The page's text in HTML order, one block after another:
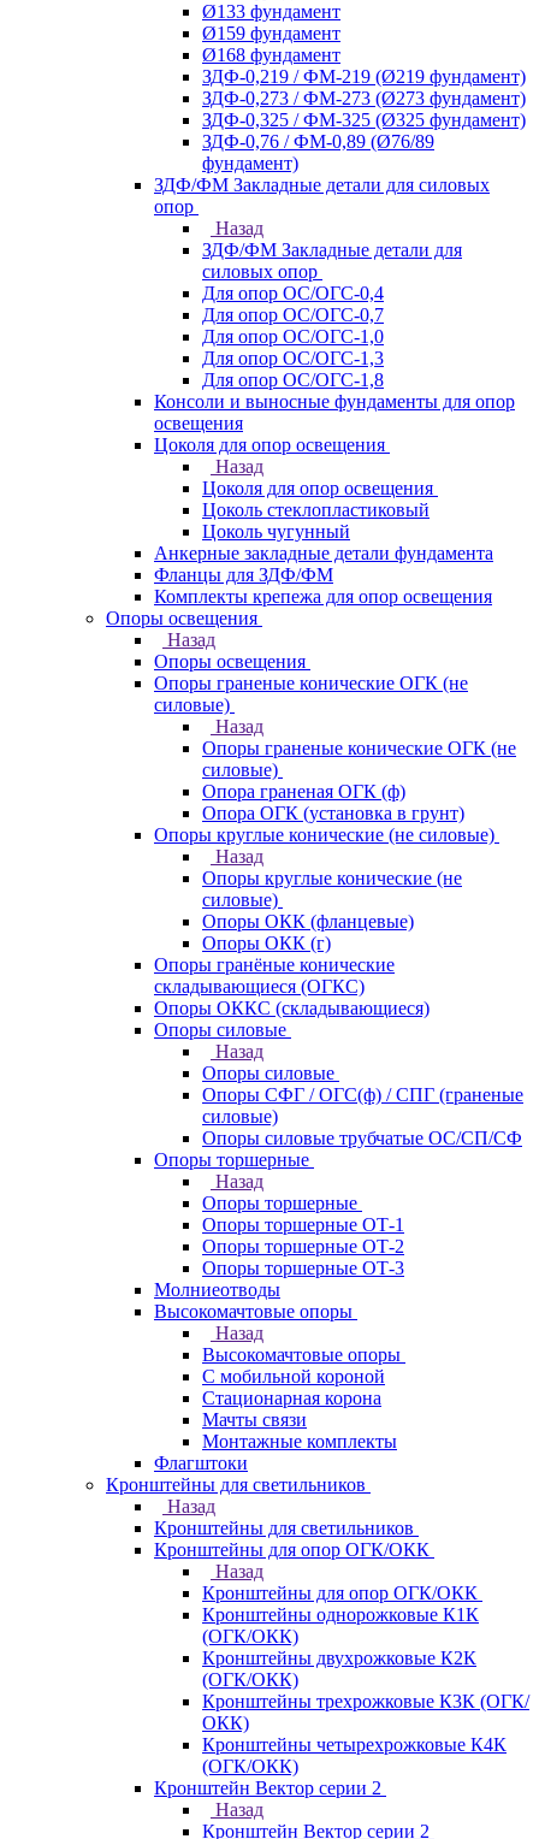
Ø133 фундамент
Ø159 фундамент
Ø168 фундамент
ЗДФ-0,219 / ФМ-219 (Ø219 фундамент)
ЗДФ-0,273 / ФМ-273 (Ø273 фундамент)
ЗДФ-0,325 / ФМ-325 (Ø325 фундамент)
ЗДФ-0,76 / ФМ-0,89 (Ø76/89
фундамент)
ЗДФ/ФМ Закладные детали для силовых
опор
Назад
ЗДФ/ФМ Закладные детали для
силовых опор
Для опор ОС/ОГС-0,4
Для опор ОС/ОГС-0,7
Для опор ОС/ОГС-1,0
Для опор ОС/ОГС-1,3
Для опор ОС/ОГС-1,8
Консоли и выносные фундаменты для опор
освещения
Цоколя для опор освещения
Назад
Цоколя для опор освещения
Цоколь стеклопластиковый
Цоколь чугунный
Анкерные закладные детали фундамента
Фланцы для ЗДФ/ФМ
Комплекты крепежа для опор освещения
Опоры освещения
Назад
Опоры освещения
Опоры граненые конические ОГК (не
силовые)
Назад
Опоры граненые конические ОГК (не
силовые)
Опора граненая ОГК (ф)
Опора ОГК (установка в грунт)
Опоры круглые конические (не силовые)
Назад
Опоры круглые конические (не
силовые)
Опоры ОКК (фланцевые)
Опоры ОКК (г)
Опоры гранёные конические
складывающиеся (ОГКС)
Опоры ОККС (складывающиеся)
Опоры силовые
Назад
Опоры силовые
Опоры СФГ / ОГС(ф) / СПГ (граненые
силовые)
Опоры силовые трубчатые ОС/СП/СФ
Опоры торшерные
Назад
Опоры торшерные
Опоры торшерные ОТ-1
Опоры торшерные ОТ-2
Опоры торшерные ОТ-3
Молниеотводы
Высокомачтовые опоры
Назад
Высокомачтовые опоры
С мобильной короной
Стационарная корона
Мачты связи
Монтажные комплекты
Флагштоки
Кронштейны для светильников
Назад
Кронштейны для светильников
Кронштейны для опор ОГК/ОКК
Назад
Кронштейны для опор ОГК/ОКК
Кронштейны однорожковые К1К
(ОГК/ОКК)
Кронштейны двухрожковые К2К
(ОГК/ОКК)
Кронштейны трехрожковые К3К (ОГК/
ОКК)
Кронштейны четырехрожковые К4К
(ОГК/ОКК)
Кронштейн Вектор серии 2
Назад
Кронштейн Вектор серии 2